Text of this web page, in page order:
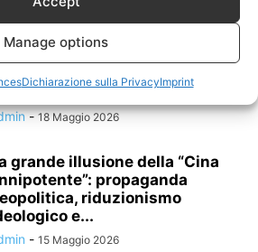
Manage options
Dichiarazione sulla PrivacyImprint
il ritorno della
- 18 Maggio 2026
grande illusione della “Cina
propaganda
riduzionismo
e...
- 15 Maggio 2026